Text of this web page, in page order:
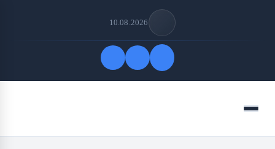
10.08.2026
Menu